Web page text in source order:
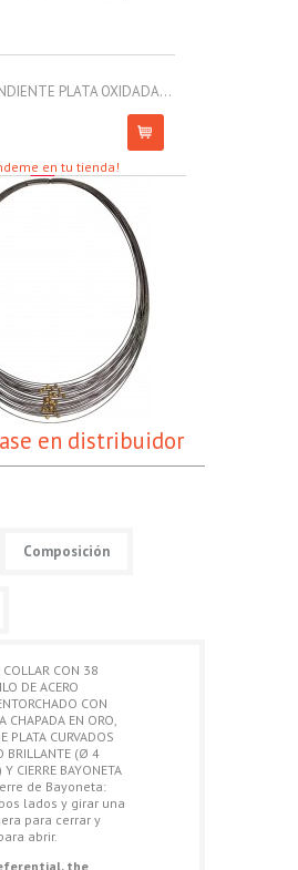
PLATA OXIDADA...
en tu tienda!
en distribuidor
Composición
CON 38
DE ACERO
CON
CHAPADA EN ORO,
PLATA CURVADOS
BRILLANTE (Ø 4
CIERRE BAYONETA
de Bayoneta:
lados y girar una
para cerrar y
abrir.
the